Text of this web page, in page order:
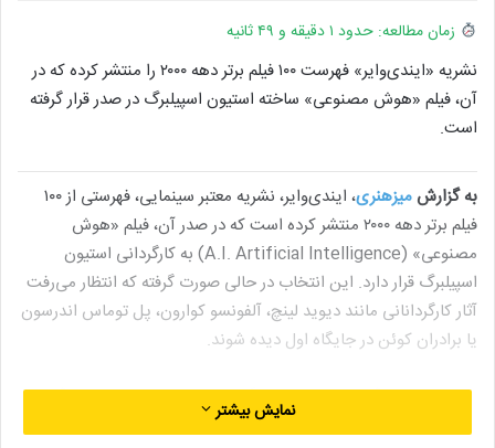
زمان مطالعه: حدود ۱ دقیقه و ۴۹ ثانیه
نشریه «ایندی‌وایر» فهرست ۱۰۰ فیلم برتر دهه ۲۰۰۰ را منتشر کرده که در
آن، فیلم «هوش مصنوعی» ساخته استیون اسپیلبرگ در صدر قرار گرفته
است.
به گزارش میزهنری
، ایندی‌وایر، نشریه معتبر سینمایی، فهرستی از ۱۰۰
فیلم برتر دهه ۲۰۰۰ منتشر کرده است که در صدر آن، فیلم «هوش
مصنوعی» (A.I. Artificial Intelligence) به کارگردانی استیون
اسپیلبرگ قرار دارد. این انتخاب در حالی صورت گرفته که انتظار می‌رفت
آثار کارگردانانی مانند دیوید لینچ، آلفونسو کوارون، پل توماس اندرسون
یا برادران کوئن در جایگاه اول دیده شوند.
این فهرست با آرای تمامی نویسندگان ایندی‌وایر تهیه شده و در آن فیلم
نمایش بیشتر